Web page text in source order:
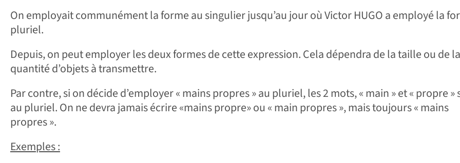
On employait communément la forme au singulier jusqu’au jour où Victor HUGO a employé la
pluriel.
Depuis, on peut employer les deux formes de cette expression. Cela dépendra de la taille ou de la
quantité d’objets à transmettre.
Par contre, si on décide d’employer « mains propres » au pluriel, les 2 mots, « main » et « propre »
au pluriel. On ne devra jamais écrire «mains propre» ou « main propres », mais toujours « mains
propres ».
Exemples :